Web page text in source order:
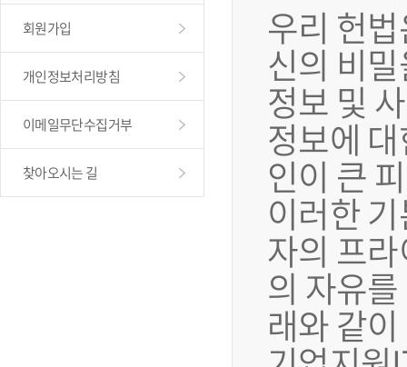
회원가입
개인정보처리방침
이메일무단수집거부
찾아오시는 길
우리 헌
신의 비
정보 및
정보에
인이 큰
이러한
자의 프
의 자유
래와 같